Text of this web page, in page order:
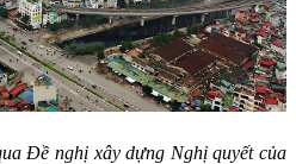
Đề nghị xây dựng Nghị quyết của